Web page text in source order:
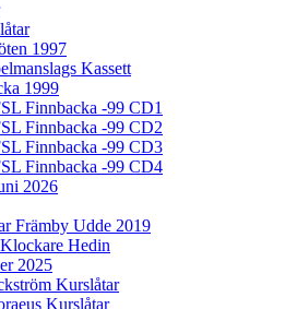
1997
Kassett
1999
Finnbacka -99 CD1
Finnbacka -99 CD2
Finnbacka -99 CD3
Finnbacka -99 CD4
2026
Främby Udde 2019
Hedin
2025
Kurslåtar
Kurslåtar